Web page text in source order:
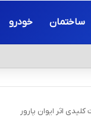
ساختمان خودرو
اثر ایوان پارور